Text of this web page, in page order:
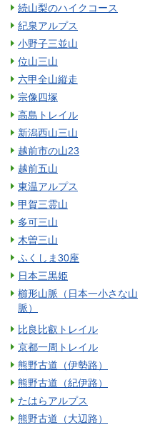
続山梨のハイクコース
紀泉アルプス
小野子三並山
位山三山
六甲全山縦走
宗像四塚
高島トレイル
新潟西山三山
越前市の山23
越前五山
東温アルプス
甲賀三霊山
多可三山
木曽三山
ふくしま30座
日本三黒姫
櫛形山脈（日本一小さな山
脈）
比良比叡トレイル
京都一周トレイル
熊野古道（伊勢路）
熊野古道（紀伊路）
たはらアルプス
熊野古道（大辺路）